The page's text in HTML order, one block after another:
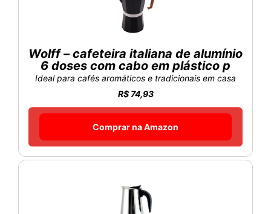
Wolff – cafeteira italiana de alumínio
6 doses com cabo em plástico p
Ideal para cafés aromáticos e tradicionais em casa
R$ 74,93
Comprar na Amazon